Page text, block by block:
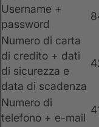
Username +
password
Numero di carta
di credito + dati
di sicurezza e
data di scadenza
Numero di
telefono + e-mail